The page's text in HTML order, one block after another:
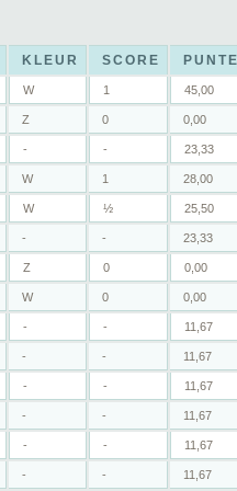
KLEUR SCORE
W 1 45,00
Z 0 0,00
- - 23,33
W 1 28,00
W ½ 25,50
- - 23,33
Z 0 0,00
W 0 0,00
- - 11,67
- - 11,67
- - 11,67
- - 11,67
- - 11,67
- - 11,67